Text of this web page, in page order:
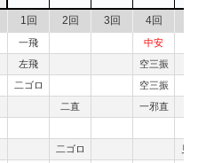
1回 2回 3回 4回
一飛
中安
左飛
空三振
二ゴロ
空三振
二直
一邪直
二ゴロ
見